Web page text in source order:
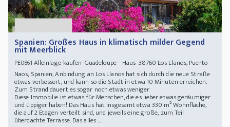
Spanien: Großes Haus in klimatisch milder Gegend
mit Meerblick
PE0861 Alleinlage-kaufen-Guadeloupe - Haus 38760 Los Llanos, Puerto
Naos, Spanien, Anbindung an Los Llanos hat sich durch die neue Straße
etwas verbessert, und kann so die Stadt in etwa 10 Minuten erreichen.
Zum Strand dauert es sogar noch etwas weniger
Diese Immobilie ist etwas für Menschen, die es lieber etwas geräumiger
und üppiger haben! Das Haus hat insgesamt etwa 330 m² Wohnfläche,
die auf 2 Etagen verteilt sind, und jeweils eine große, zum Teil
überdachte Terrasse. Das alles ...